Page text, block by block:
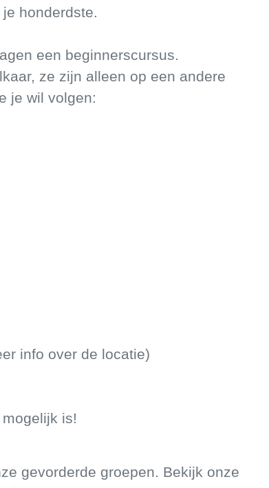
honderdste.
een beginnerscursus.
ze zijn alleen op een andere
je wil volgen:
info over de locatie)
is!
gevorderde groepen. Bekijk onze